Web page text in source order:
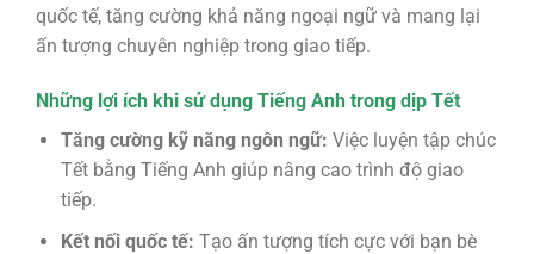
quốc tế, tăng cường khả năng ngoại ngữ và mang lại
ấn tượng chuyên nghiệp trong giao tiếp.
Những lợi ích khi sử dụng Tiếng Anh trong dịp Tết
Tăng cường kỹ năng ngôn ngữ: Việc luyện tập chúc
Tết bằng Tiếng Anh giúp nâng cao trình độ giao
tiếp.
Kết nối quốc tế: Tạo ấn tượng tích cực với bạn bè